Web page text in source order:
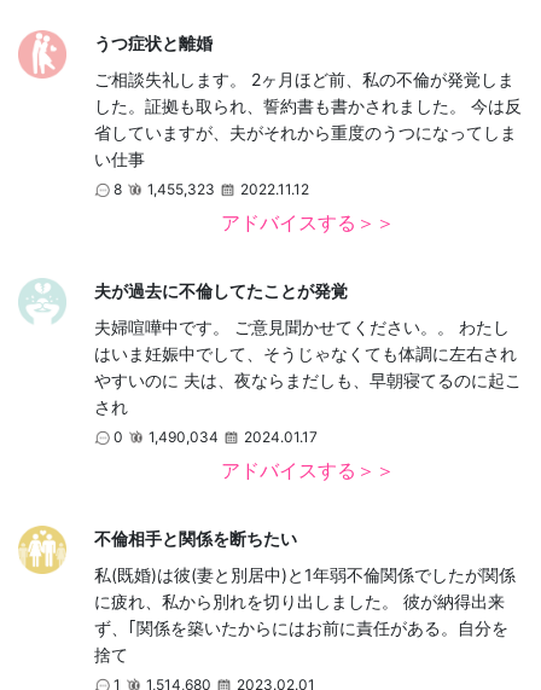
うつ症状と離婚
ご相談失礼します。 2ヶ月ほど前、私の不倫が発覚しま
した。証拠も取られ、誓約書も書かされました。 今は反
省していますが、夫がそれから重度のうつになってしま
い仕事
8 1,455,323 2022.11.12
アドバイスする＞＞
夫が過去に不倫してたことが発覚
夫婦喧嘩中です。 ご意見聞かせてください。。 わたし
はいま妊娠中でして、そうじゃなくても体調に左右され
やすいのに 夫は、夜ならまだしも、早朝寝てるのに起こ
され
0 1,490,034 2024.01.17
アドバイスする＞＞
不倫相手と関係を断ちたい
私(既婚)は彼(妻と別居中)と1年弱不倫関係でしたが関係
に疲れ、私から別れを切り出しました。 彼が納得出来
ず、｢関係を築いたからにはお前に責任がある。自分を
捨て
1 1,514,680 2023.02.01